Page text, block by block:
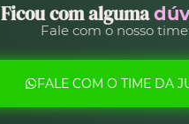
Ficou com alguma
Fale com o nosso
FALE COM O TIME DA